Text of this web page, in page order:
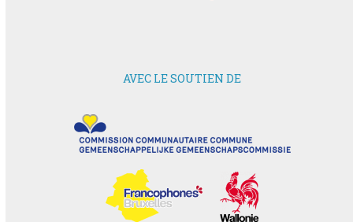
AVEC LE SOUTIEN DE